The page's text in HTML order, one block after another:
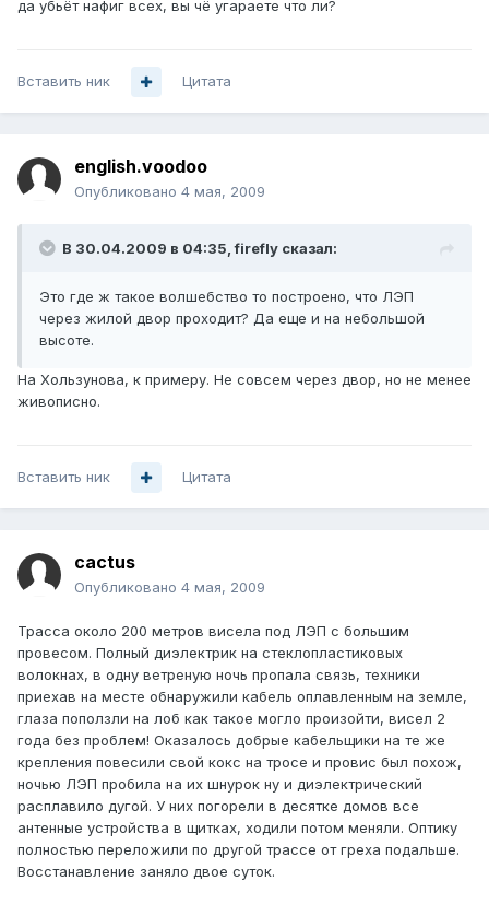
да убьёт нафиг всех, вы чё угараете что ли?
Вставить ник Цитата
english.voodoo
Опубликовано 4 мая, 2009
В 30.04.2009 в 04:35, firefly сказал:
Это где ж такое волшебство то построено, что ЛЭП
через жилой двор проходит? Да еще и на небольшой
высоте.
На Хользунова, к примеру. Не совсем через двор, но не менее
живописно.
Вставить ник Цитата
cactus
Опубликовано 4 мая, 2009
Трасса около 200 метров висела под ЛЭП с большим
провесом. Полный диэлектрик на стеклопластиковых
волокнах, в одну ветреную ночь пропала связь, техники
приехав на месте обнаружили кабель оплавленным на земле,
глаза поползли на лоб как такое могло произойти, висел 2
года без проблем! Оказалось добрые кабельщики на те же
крепления повесили свой кокс на тросе и провис был похож,
ночью ЛЭП пробила на их шнурок ну и диэлектрический
расплавило дугой. У них погорели в десятке домов все
антенные устройства в щитках, ходили потом меняли. Оптику
полностью переложили по другой трассе от греха подальше.
Восстанавление заняло двое суток.